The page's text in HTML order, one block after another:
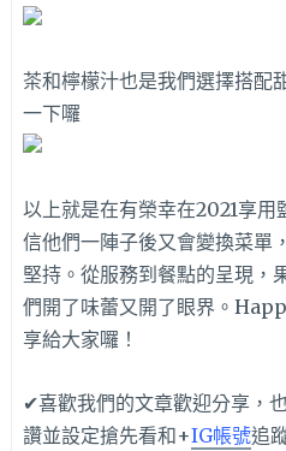
茶和檸檬汁也是我們選擇搭配
一下囉
以上就是在有榮幸在2021享用
信他們一陣子後又會變換菜單
堅持。從服務到餐點的呈現，
們開了味蕾又開了眼界。
享給大家囉！
✔喜歡我們的文章歡迎分享，
讚並設定搶先看和+IG帳號追